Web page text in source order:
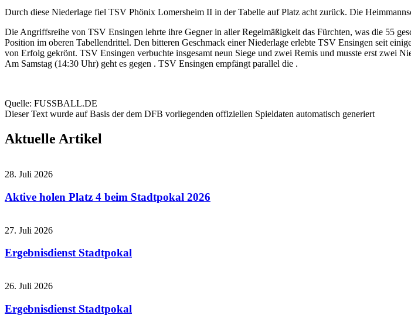
Durch diese Niederlage fiel TSV Phönix Lomersheim II in der Tabelle auf Platz acht zurück. Die
Die Angriffsreihe von TSV Ensingen lehrte ihre Gegner in aller Regelmäßigkeit das Fürchten, was die 55
Position im oberen Tabellendrittel. Den bitteren Geschmack einer Niederlage erlebte TSV Ensingen seit
von Erfolg gekrönt. TSV Ensingen verbuchte insgesamt neun Siege und zwei Remis und musste erst zwei
Am Samstag (14:30 Uhr) geht es gegen . TSV Ensingen empfängt parallel die .
Quelle: FUSSBALL.DE
Dieser Text wurde auf Basis der dem DFB vorliegenden offiziellen Spieldaten automatisch generiert
Aktuelle Artikel
28. Juli 2026
Aktive holen Platz 4 beim Stadtpokal 2026
27. Juli 2026
Ergebnisdienst Stadtpokal
26. Juli 2026
Ergebnisdienst Stadtpokal